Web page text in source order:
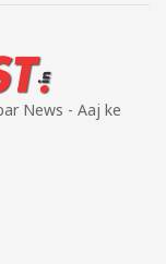
News - Aaj ke